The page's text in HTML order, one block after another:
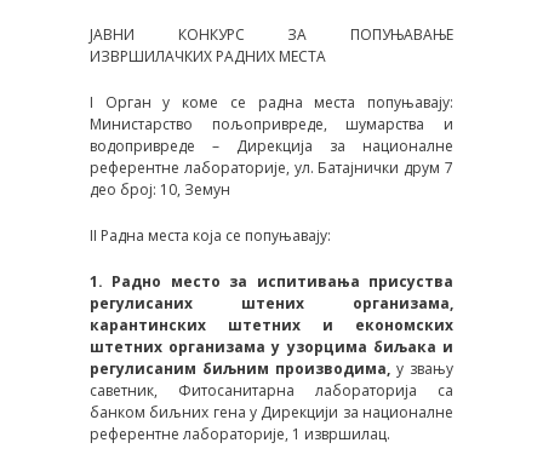
ЈАВНИ КОНКУРС ЗА ПОПУЊАВАЊЕ
ИЗВРШИЛАЧКИХ РАДНИХ МЕСТА
I Орган у коме се радна места попуњавају:
Министарство пољопривреде, шумарства и
водопривреде – Дирекција за националне
референтне лабораторије, ул. Батајнички друм 7
део број: 10, Земун
II Радна места која се попуњавају:
1. Радно место за испитивања присуства
регулисаних штених организама,
карантинских штетних и економских
штетних организама у узорцима биљака и
регулисаним биљним производима, у звању
саветник, Фитосанитарна лабораторија са
банком биљних гена у Дирекцији за националне
референтне лабораторије, 1 извршилац.